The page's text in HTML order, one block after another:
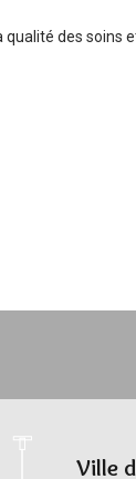
des soins
Ville